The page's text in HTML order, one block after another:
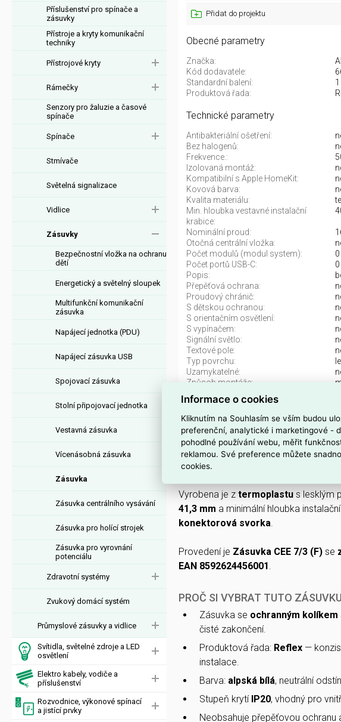
Příslušenství pro spínače a
zásuvky
Přístroje a kryty komunikační
techniky
Přístrojové kryty
Rámečky
Senzory pro žaluzie a časové
spínače
Spínače
Stmívače
Světelná signalizace
Vidlice
Zásuvky
Bezpečnostní vložka na ochranu
dětí
Energetický a světelný sloupek
Multifunkční komunikační
zásuvka
Napájecí jednotka (PDU)
Napájecí zásuvka USB
Spojovací zásuvka
Stolní připojovací jednotka
Vestavná zásuvka
Vícenásobná zásuvka
Zásuvka
Zásuvka centrálního vysávání
Zásuvka pro holící strojek
Zásuvka pro vyrovnání
potenciálu
Zdravotní systémy
Zvukový domácí systém
Průmyslové zásuvky a vidlice
Svítidla, světelné zdroje a LED
osvětlení
Elektro kabely, vodiče a
příslušenství
Rozvodnice, výkonové spínací
a jistící prvky
Přidat do projektu
Obecné parametry
Značka:
Kód dodavatele:
Standardní balení:
Produktová řada:
Technické parametry
Antibakteriální ošetření:
Bez halogenů:
Frekvence.:
Izolovaná montáž:
Kompatibilní s Apple HomeKit:
Kovová barva:
Kvalita materiálu:
Min. hloubka vestavné instalační
krabice:
Nominální proud:
Otočná centrální vložka:
Počet modulů (modul system):
0
Počet portů USB-C:
0
Popis:
Přepěťová ochrana:
Proudový chránič:
S dětskou ochranou:
S orientačním osvětlení:
S vypínačem:
Signální světlo:
Textové pole:
Typ povrchu:
Uzamykatelné:
Způsob montáže:
Zásuvka ABB REFLEX s
bílá 6619B-A06387 B
Zásuvka ABB Reflexv barvěalpská
nabízí krytí
Vyrobena je z termoplastu s lesklým
41,3 mm a minimální hloubka
konektorová svorka.
Provedení je Zásuvka CEE 7/3 (F) se
EAN 8592624456001.
PROČ SI VYBRAT TUTO
Zásuvka se ochranným kolíkem
čisté zakončení.
Produktová řada: Reflex —
instalace.
Barva: alpská bílá, neutrální
Stupeň krytí IP20, vhodný pro
Neobsahuje přepěťovou ochranu
Informace o cookies
Kliknutím na Souhlasím se vším budou
preferenční, analytické i marketingové -
pohodlné používání webu, měřit
reklamou. Své preference můžete
cookies.